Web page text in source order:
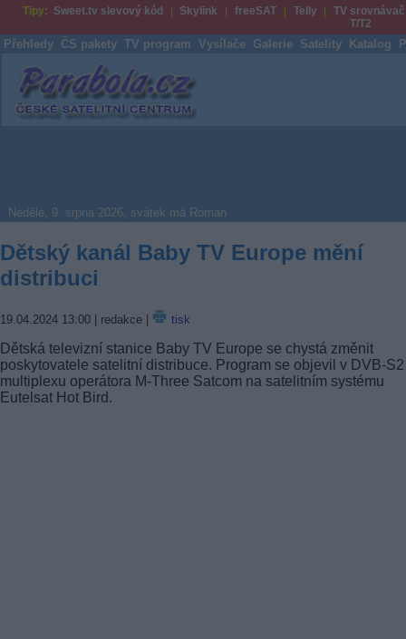
Tipy: Sweet.tv slevový kód Skylink freeSAT Telly
TV srovnávač
T/T2
Přehledy ČS pakety TV program Vysílače Galerie Satelity Katalog
Parabola.cz
Neděle, 9. srpna 2026, svátek má Roman
Dětský kanál Baby TV Europe mění
distribuci
19.04.2024 13:00 | redakce | tisk
Dětská televizní stanice Baby TV Europe se chystá změnit
poskytovatele satelitní distribuce. Program se objevil v DVB-S2
multiplexu operátora M-Three Satcom na satelitním systému
Eutelsat Hot Bird.